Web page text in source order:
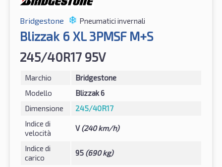
Bridgestone Pneumatici invernali
Blizzak 6 XL 3PMSF M+S
245/40R17 95V
Marchio
Bridgestone
Modello
Blizzak 6
Dimensione
245/40R17
Indice di
velocità
V(240 km/h)
Indice di
carico
95 (690 kg)